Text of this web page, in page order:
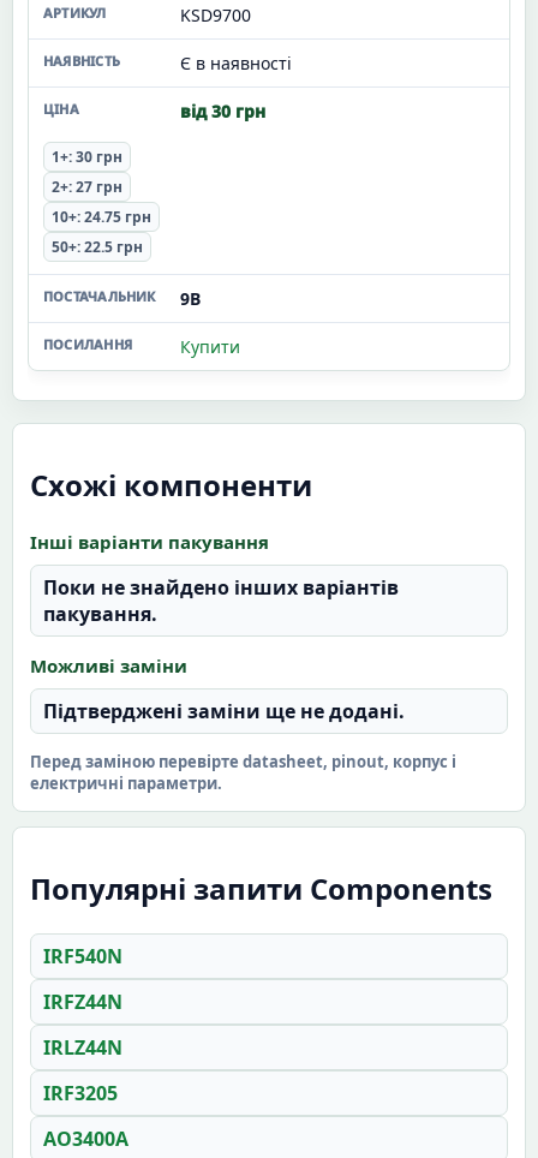
KSD9700
Є в наявності
від 30 грн
1+: 30 грн
2+: 27 грн
10+: 24.75 грн
50+: 22.5 грн
9В
Купити
Схожі компоненти
Інші варіанти пакування
Поки не знайдено інших варіантів
пакування.
Можливі заміни
Підтверджені заміни ще не додані.
Перед заміною перевірте datasheet, pinout, корпус і
електричні параметри.
Популярні запити Components
IRF540N
IRFZ44N
IRLZ44N
IRF3205
AO3400A